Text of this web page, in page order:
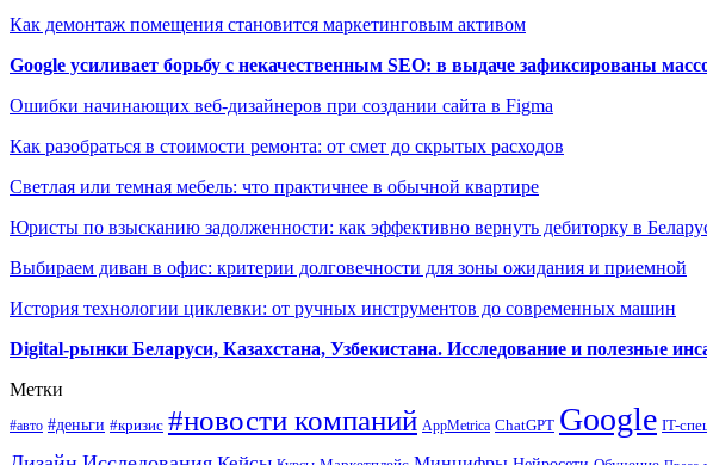
Как демонтаж помещения становится маркетинговым активом
Google усиливает борьбу с некачественным SEO: в выдаче зафиксированы
Ошибки начинающих веб-дизайнеров при создании сайта в Figma
Как разобраться в стоимости ремонта: от смет до скрытых расходов
Светлая или темная мебель: что практичнее в обычной квартире
Юристы по взысканию задолженности: как эффективно вернуть дебиторку в
Выбираем диван в офис: критерии долговечности для зоны ожидания и приемной
История технологии циклевки: от ручных инструментов до современных машин
Digital-рынки Беларуси, Казахстана, Узбекистана. Исследование и полезные
Метки
#авто #деньги #кризис #новости компаний AppMetrica ChatGPT Google IT-